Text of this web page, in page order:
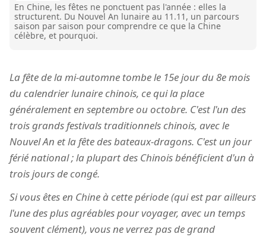
En Chine, les fêtes ne ponctuent pas l'année : elles la
structurent. Du Nouvel An lunaire au 11.11, un parcours
saison par saison pour comprendre ce que la Chine
célèbre, et pourquoi.
La fête de la mi-automne tombe le 15e jour du 8e mois
du calendrier lunaire chinois, ce qui la place
généralement en septembre ou octobre. C'est l'un des
trois grands festivals traditionnels chinois, avec le
Nouvel An et la fête des bateaux-dragons. C'est un jour
férié national ; la plupart des Chinois bénéficient d'un à
trois jours de congé.
Si vous êtes en Chine à cette période (qui est par ailleurs
l'une des plus agréables pour voyager, avec un temps
souvent clément), vous ne verrez pas de grand